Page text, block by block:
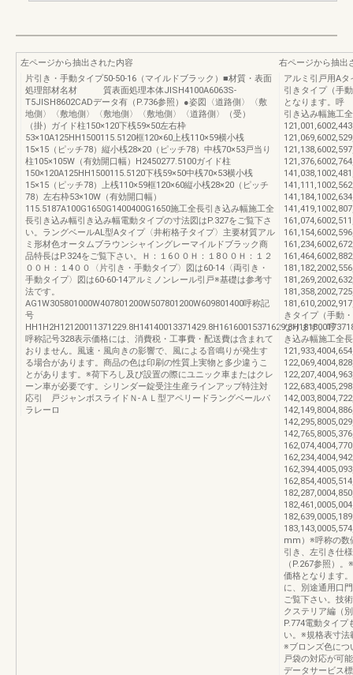
左ページから抽出された内容
片引き・手動タイプ50-50-16（マイルドブラック）■材質・表面
処理部材名材 質表面処理本体JISH4100A6063S-
T5JISH8602CADデータ有（P.736参照）●姿図〈道路側〉〈敷
地側〉〈敷地側〉〈敷地側〉〈敷地側〉〈道路側〉（受）
（掛）ガイド柱150×120下桟59×50左右枠
53×10A125HH1500115.5120框120×60上桟110×59横小桟
15×15（ピッチ78）縦小桟28×20（ピッチ78）中桟70×53戸当り
柱105×105W（有効開口幅）H2450277.5100ガイド柱
150×120A125HH1500115.5120下桟59×50中桟70×53横小桟
15×15（ピッチ78）上桟110×59框120×60縦小桟28×20（ピッチ
78）左右枠53×10W（有効開口幅）
115.5187A100G1650G1400400G1650施工全長引き込み幅施工全
長引き込み幅引き込み幅電動タイプの寸法図はP.327をご覧下さ
い。ラングベールAL型Aタイプ〈井桁格子タイプ〉主要材質アル
ミ形材色オータムブラウンシャイングレーマイルドブラック商
品特長はP.324をご覧下さい。Ｈ：１6００Ｈ：１8００Ｈ：１２
００Ｈ：１4００〈片引き・手動タイプ〉図は60-14〈両引き・
手動タイプ〉図は60-60-14アルミノンレール引戸※基礎は参考寸
法です。
AG1W305801000W407801200W507801200W609801400呼称記
号
呼称記号328表示価格には、消費税・工事費・配送費は含まれて
おりません。風速・風向きの影響で、風による音鳴りが発生す
る場合があります。商品の色は印刷の性質上実物と多少違うこ
とがあります。※荷下ろし及び設置の際にユニック車またはクレ
ーン車が必要です。シリンダー錠受注生産ラインアップ特注対
応引 戸ジャンボスライドＮ-ＡＬ型アペリードラングベールパ
ラレーロ
右ページから抽出
アルミ引戸用A
引きタイプ（手
となります。呼
引き込み幅施工
きタイプ（手動
なります。呼
き込み幅施工全
mm）※呼称の数
引き、左引き仕
（P.267参照）
価格となります
に、別途通用口
ご覧下さい。技
クステリア編（
P.774電動タイプ
い。※規格表寸法
※ブロンズ色につ
戸袋の対応が可
データサービス